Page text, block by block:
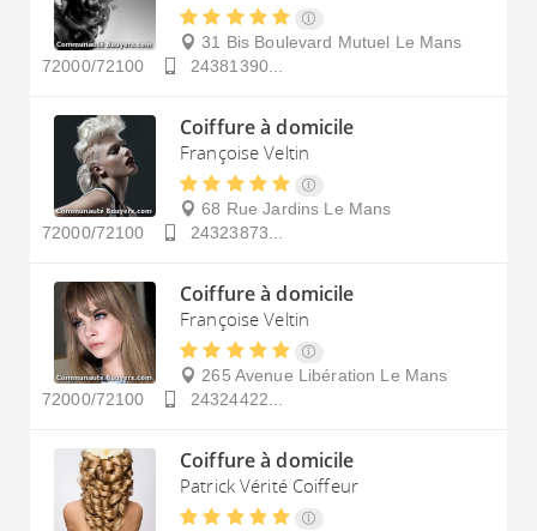
31 Bis Boulevard Mutuel Le Mans
72000/72100
24381390...
Coiffure à domicile
Françoise Veltin
68 Rue Jardins Le Mans
72000/72100
24323873...
Coiffure à domicile
Françoise Veltin
265 Avenue Libération Le Mans
72000/72100
24324422...
Coiffure à domicile
Patrick Vérité Coiffeur